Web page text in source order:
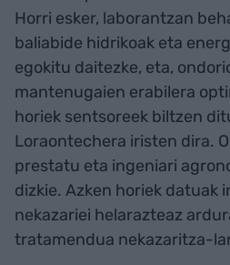
Horri esker, laborantzan
baliabide hidrikoak eta
egokitu daitezke, eta,
mantenugaien erabilera
horiek sentsoreek biltzen
Loraontechera iristen dira.
prestatu eta ingeniari
dizkie. Azken horiek datuak
nekazariei helarazteaz
tratamendua nekazaritza-